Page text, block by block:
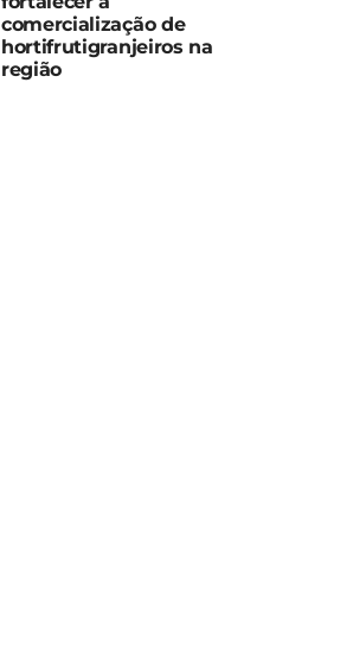
comercialização de
hortifrutigranjeiros na
região